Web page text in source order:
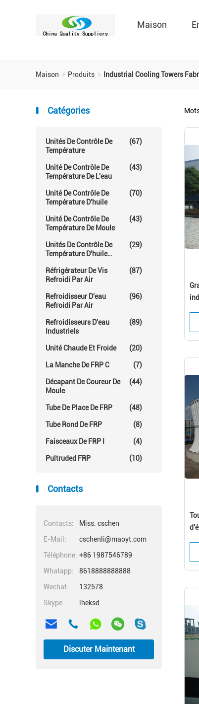
Maison
Maison Produits Industrial Cooling Towers
Catégories
Unités De Contrôle De
Température
(67)
Unité De Contrôle De
Température De L'eau
(43)
Unité De Contrôle De
Température D'huile
(70)
Unité De Contrôle De
Température De Moule
(43)
Unités De Contrôle De
Température D'huile
(29)
Réfrigérateur De Vis
Refroidi Par Air
(87)
Refroidisseur D'eau
Refroidi Par Air
(96)
Refroidisseurs D'eau
Industriels
(89)
Unité Chaude Et Froide (20)
La Manche De FRP C (7)
Décapant De Coureur De
Moule
(44)
Tube De Place De FRP (48)
Tube Rond De FRP (8)
Faisceaux De FRP I (4)
Pultruded FRP (10)
Contacts
Contacts:
Miss. cschen
E-Mail:
cschenli@maoyt.com
Téléphone: +86 1987546789
Whatapp:
8618888888888
Wechat:
132578
Skype:
lheksd
Discuter Maintenant